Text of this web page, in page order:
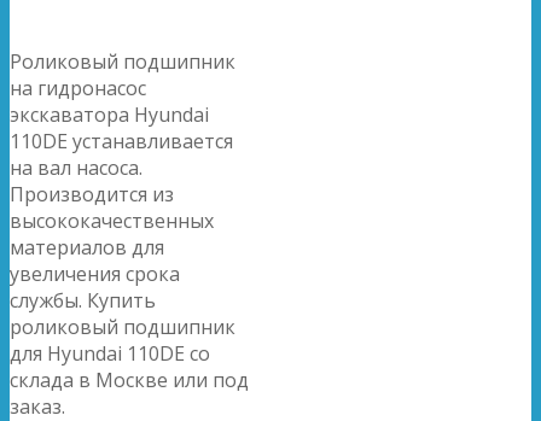
Роликовый подшипник
на гидронасос
экскаватора Hyundai
110DE устанавливается
на вал насоса.
Производится из
высококачественных
материалов для
увеличения срока
службы. Купить
роликовый подшипник
для Hyundai 110DE со
склада в Москве или под
заказ.